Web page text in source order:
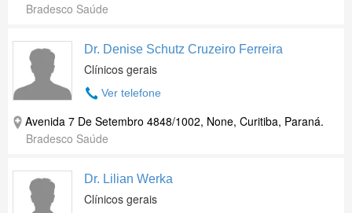
Bradesco Saúde
Dr. Denise Schutz Cruzeiro Ferreira
Clínicos gerais
Ver telefone
Avenida 7 De Setembro 4848/1002, None, Curitiba, Paraná.
Bradesco Saúde
Dr. Lilian Werka
Clínicos gerais